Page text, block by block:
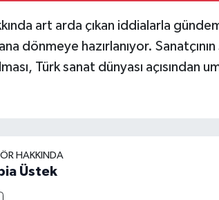
art arda çıkan iddialarla
dönmeye hazırlanıyor.
Türk sanat dünyası açısından
HAKKINDA
Üstek